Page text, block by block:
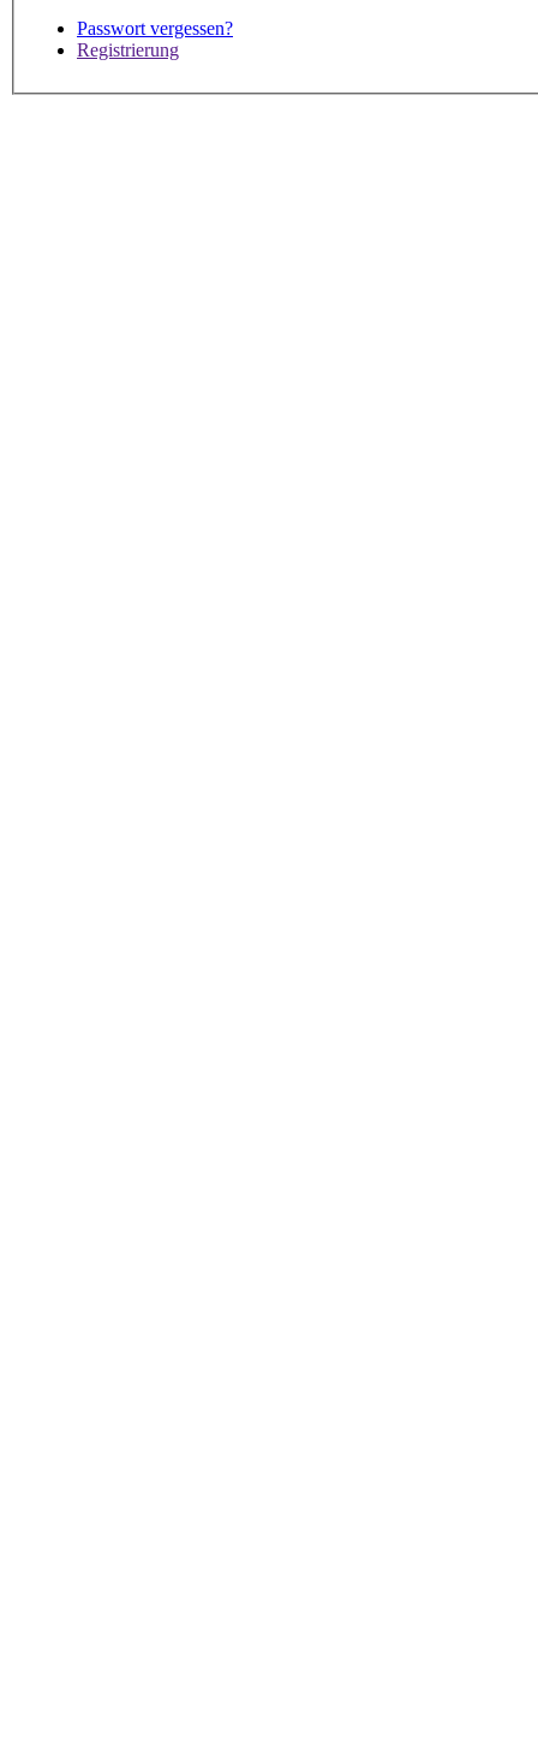
Passwort vergessen?
Registrierung